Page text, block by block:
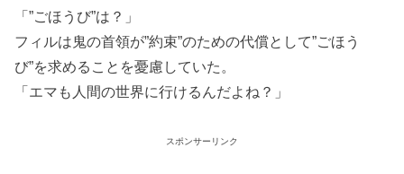
「”ごほうび”は？」
フィルは鬼の首領が”約束”のための代償として”ごほう
び”を求めることを憂慮していた。
「エマも人間の世界に行けるんだよね？」
スポンサーリンク